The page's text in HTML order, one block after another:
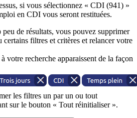
si vous sélectionnez « CDI (941) »
en CDI vous seront restituées.
de résultats, vous pouvez supprimer
certains filtres et critères et relancer votre
votre recherche apparaissent de la façon
les filtres un par un ou tout
sur le bouton « Tout réinitialiser ».